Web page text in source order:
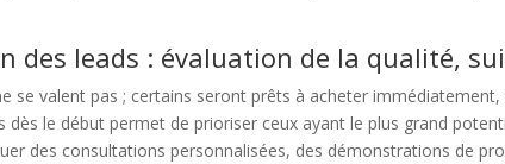
des leads : évaluation de la qualité,
se valent pas ; certains seront prêts à acheter
dès le début permet de prioriser ceux ayant le plus grand
des consultations personnalisées, des démonstrations de